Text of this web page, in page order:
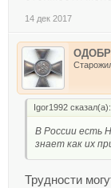
14 дек 2017
Igor1992 сказал(а):
В России есть
знает как их
Трудности